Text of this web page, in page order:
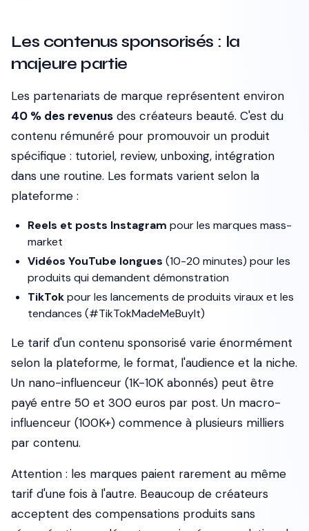
Les contenus sponsorisés : la
majeure partie
Les partenariats de marque représentent environ
40 % des revenus des créateurs beauté. C'est du
contenu rémunéré pour promouvoir un produit
spécifique : tutoriel, review, unboxing, intégration
dans une routine. Les formats varient selon la
plateforme :
Reels et posts Instagram pour les marques mass-
market
Vidéos YouTube longues (10-20 minutes) pour les
produits qui demandent démonstration
TikTokpour les lancements de produits viraux et les
tendances (#TikTokMadeMeBuyIt)
Le tarif d'un contenu sponsorisé varie énormément
selon la plateforme, le format, l'audience et la niche.
Un nano-influenceur (1K-10K abonnés) peut être
payé entre 50 et 300 euros par post. Un macro-
influenceur (100K+) commence à plusieurs milliers
par contenu.
Attention : les marques paient rarement au même
tarif d'une fois à l'autre. Beaucoup de créateurs
acceptent des compensations produits sans